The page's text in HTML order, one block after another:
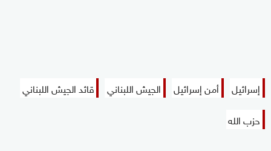
إسرائيل أمن إسرائيل الجيش اللبناني
قائد الجيش اللبناني
حزب الله